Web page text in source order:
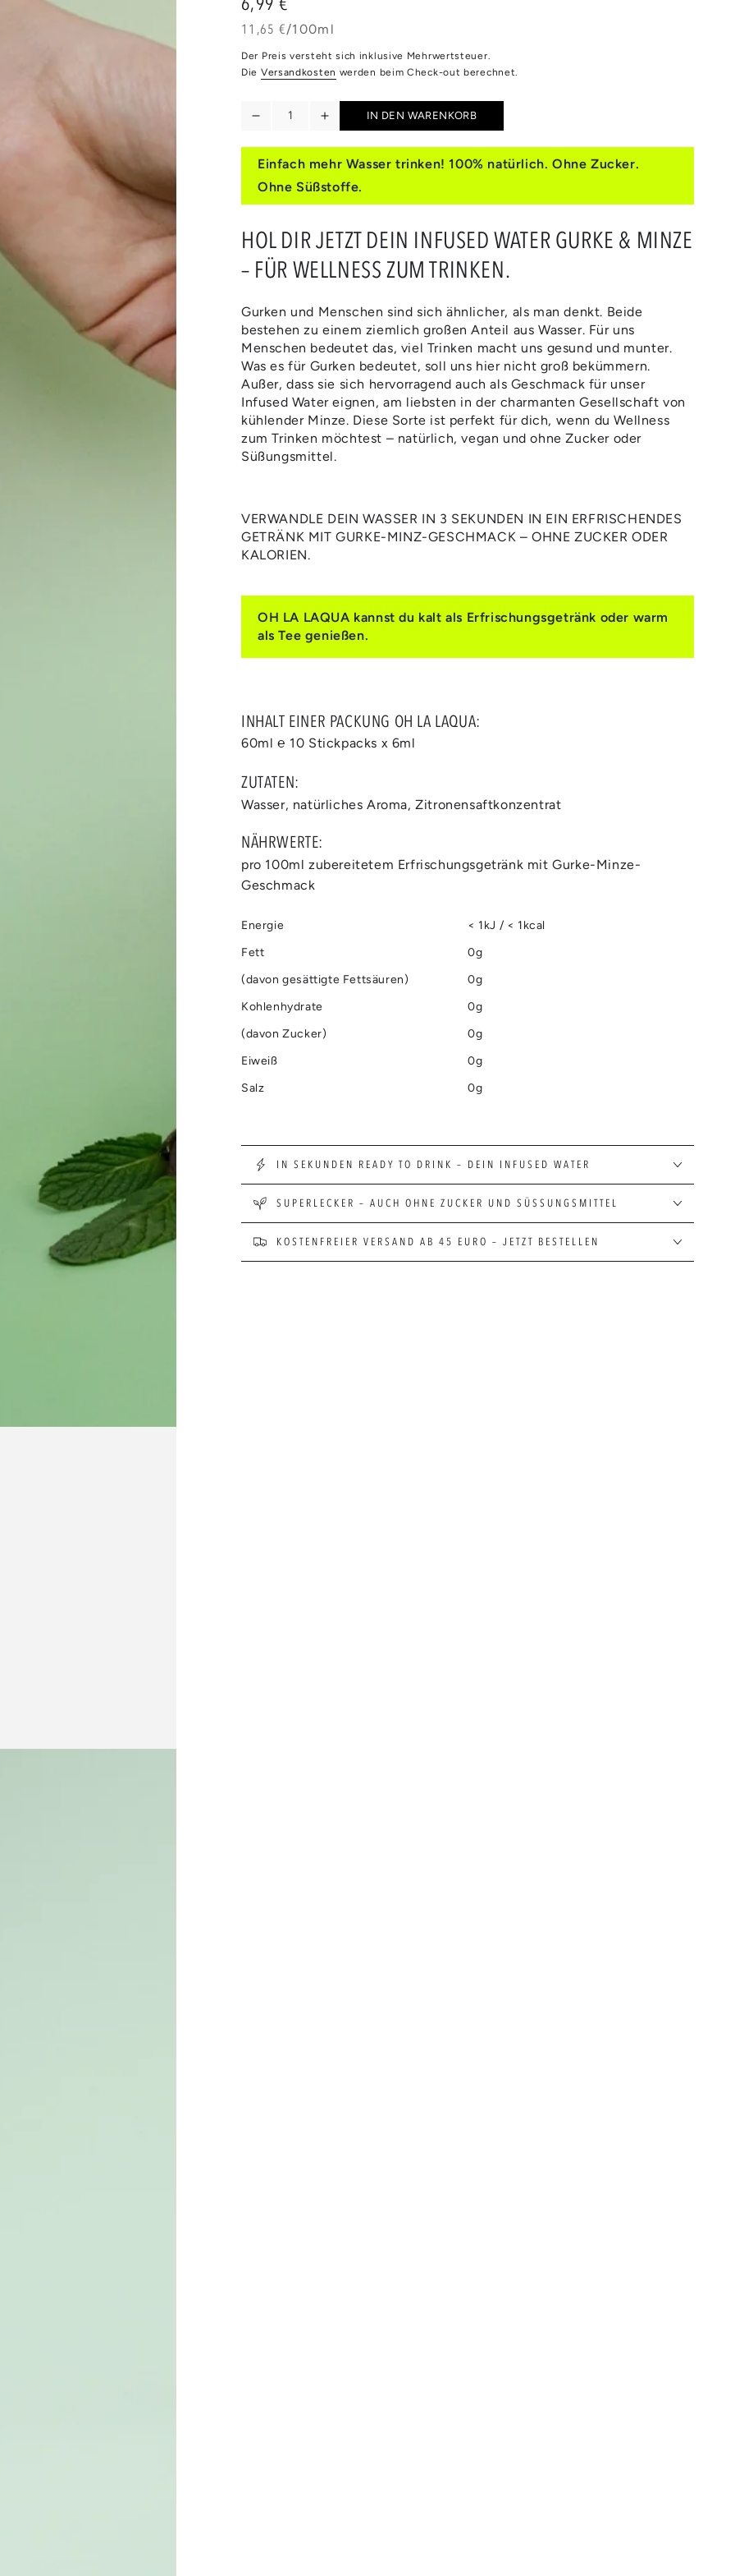
Regulärer
Preis
Stückpreis
11,65 €/
pro 100ml
Der Preis versteht sich inklusive Mehrwertsteuer.
Die Versandkosten werden beim Check-out berechnet.
Verringere
Menge
GURKE
&amp;
Erhöhe
Menge
für
GURKE
&amp;
IN DEN WARENKORB
Einfach mehr Wasser trinken! 100% natürlich. Ohne Zucker.
Ohne Süßstoffe.
HOL DIR JETZT DEIN INFUSED WATER GURKE & MINZE
– FÜR WELLNESS ZUM TRINKEN.
Gurken und Menschen sind sich ähnlicher, als man denkt. Beide
bestehen zu einem ziemlich großen Anteil aus Wasser. Für uns
Menschen bedeutet das, viel Trinken macht uns gesund und munter.
Was es für Gurken bedeutet, soll uns hier nicht groß bekümmern.
Außer, dass sie sich hervorragend auch als Geschmack für unser
Infused Water eignen, am liebsten in der charmanten Gesellschaft von
kühlender Minze. Diese Sorte ist perfekt für dich, wenn du Wellness
zum Trinken möchtest – natürlich, vegan und ohne Zucker oder
Süßungsmittel.
VERWANDLE DEIN WASSER IN 3 SEKUNDEN IN EIN ERFRISCHENDES
GETRÄNK MIT GURKE-MINZ-GESCHMACK – OHNE ZUCKER ODER
KALORIEN.
OH LA LAQUA kannst du kalt als Erfrischungsgetränk oder warm
als Tee genießen.
INHALT EINER PACKUNG OH LA LAQUA:
60ml ℮ 10 Stickpacks x 6ml
ZUTATEN:
Wasser, natürliches Aroma, Zitronensaftkonzentrat
NÄHRWERTE:
pro 100ml zubereitetem Erfrischungsgetränk mit Gurke-Minze-
Geschmack
Energie
< 1kJ / < 1kcal
Fett
0g
(davon gesättigte Fettsäuren)
0g
Kohlenhydrate
0g
(davon Zucker)
0g
Eiweiß
0g
Salz
0g
IN SEKUNDEN READY TO DRINK – DEIN INFUSED WATER
SUPERLECKER – AUCH OHNE ZUCKER UND SÜSSUNGSMITTEL
KOSTENFREIER VERSAND AB 45 EURO – JETZT BESTELLEN